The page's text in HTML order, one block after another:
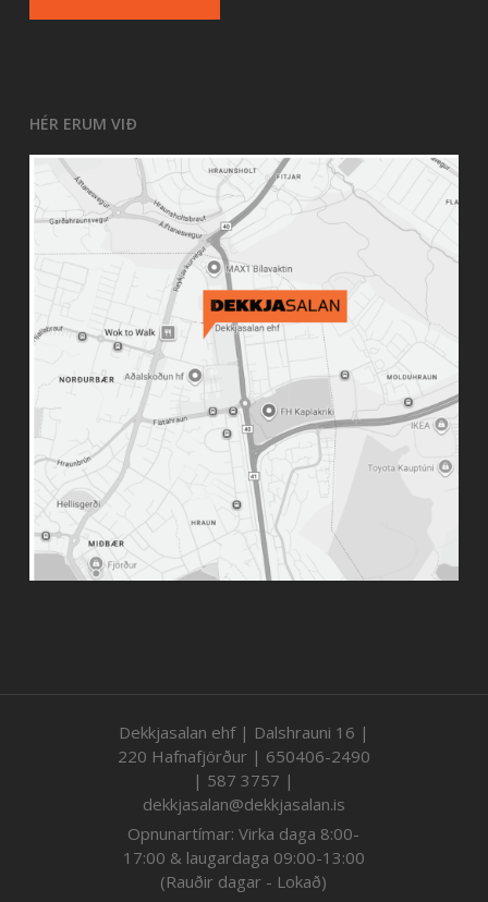
HÉR ERUM VIÐ
Dekkjasalan ehf | Dalshrauni 16 |
220 Hafnafjörður | 650406-2490
| 587 3757 |
dekkjasalan@dekkjasalan.is
Opnunartímar: Virka daga 8:00-
17:00 & laugardaga 09:00-13:00
(Rauðir dagar - Lokað)